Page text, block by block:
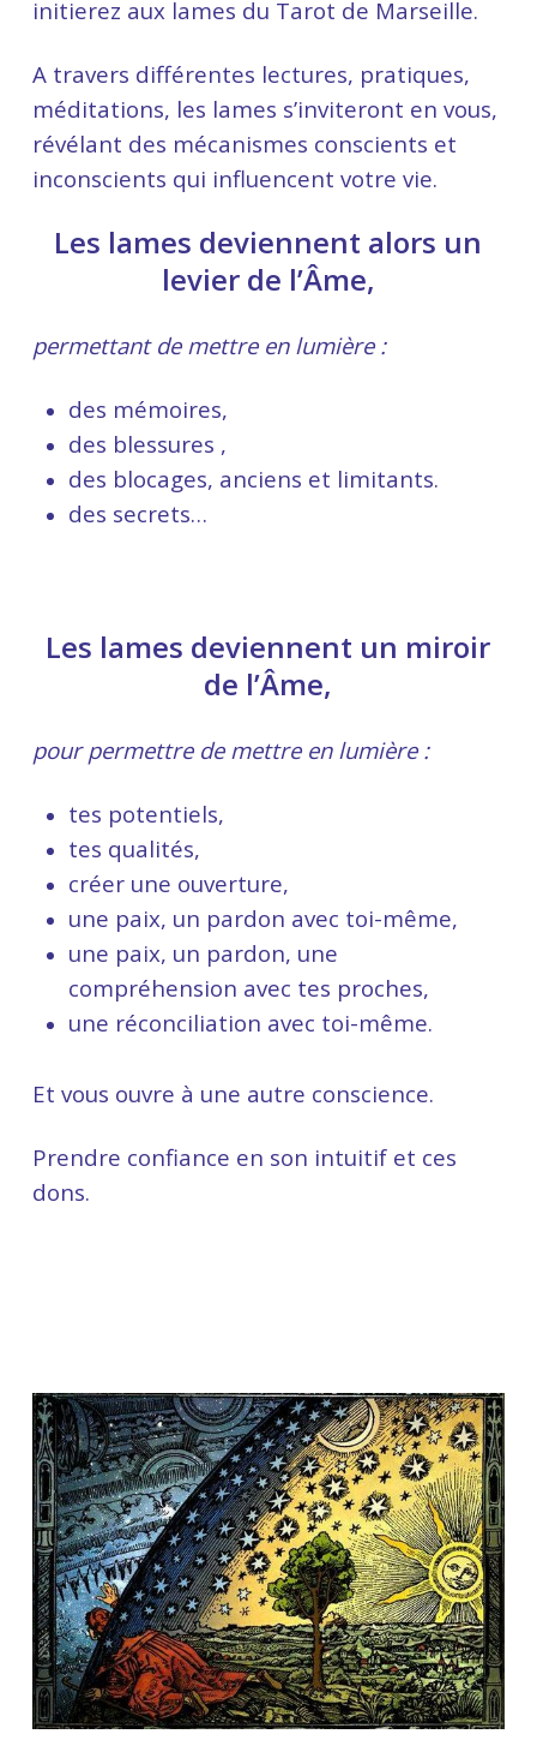
initierez aux lames du Tarot de Marseille.
A travers différentes lectures, pratiques,
méditations, les lames s’inviteront en vous,
révélant des mécanismes conscients et
inconscients qui influencent votre vie.
Les lames deviennent alors un
levier de l’Âme,
permettant de mettre en lumière :
des mémoires,
des blessures ,
des blocages, anciens et limitants.
des secrets…
Les lames deviennent un miroir
de l’Âme,
pour permettre de mettre en lumière :
tes potentiels,
tes qualités,
créer une ouverture,
une paix, un pardon avec toi-même,
une paix, un pardon, une
compréhension avec tes proches,
une réconciliation avec toi-même.
Et vous ouvre à une autre conscience.
Prendre confiance en son intuitif et ces
dons.